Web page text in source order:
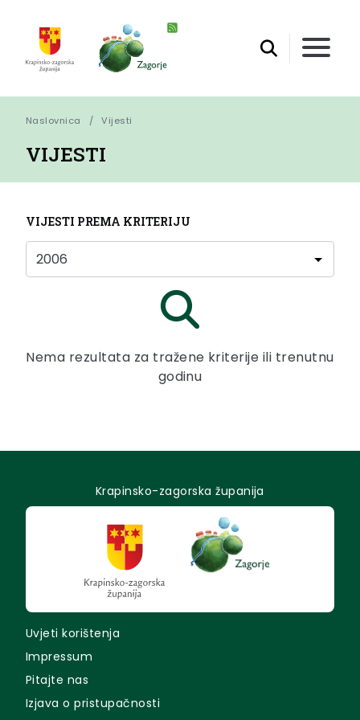
Naslovnica Vijesti
VIJESTI
VIJESTI PREMA KRITERIJU
Nema rezultata za tražene kriterije ili trenutnu
godinu
Krapinsko-zagorska županija
Uvjeti korištenja
Impressum
Pitajte nas
Izjava o pristupačnosti